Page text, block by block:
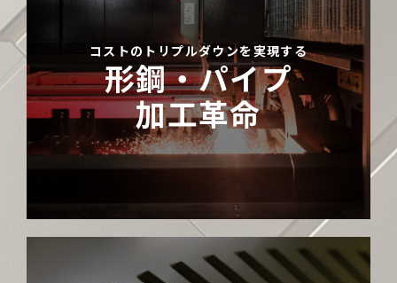
コストのトリプルダウンを実現する
形鋼・パイプ
加工革命